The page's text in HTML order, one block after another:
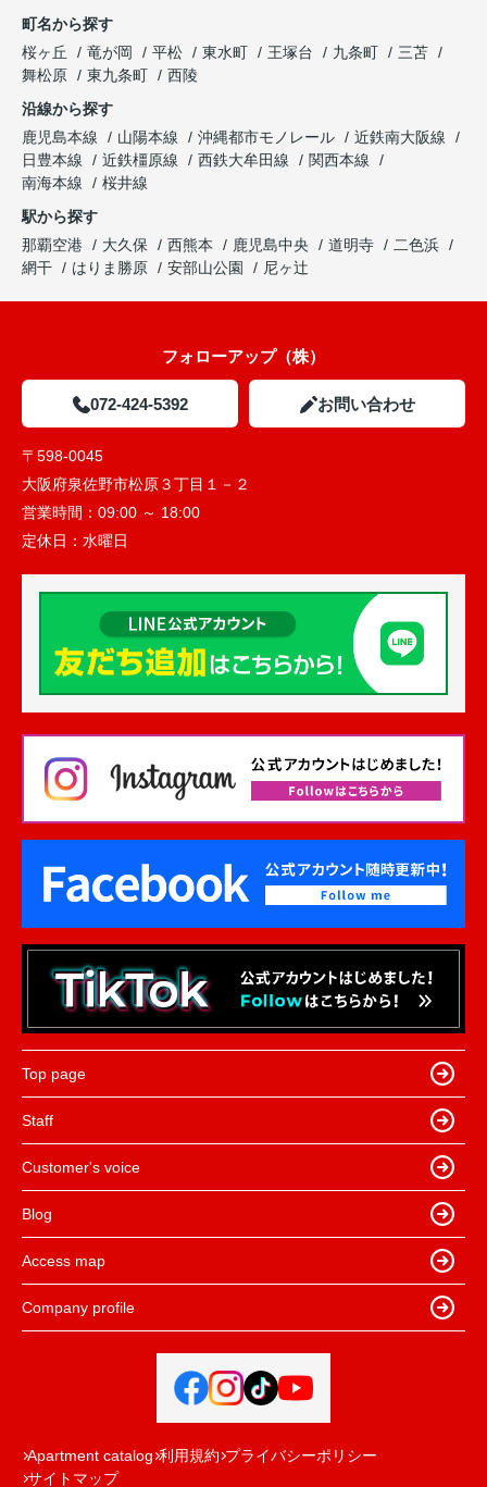
町名から探す
桜ヶ丘
竜が岡 平松 東水町 王塚台 九条町
三苫
舞松原
東九条町
西陵
沿線から探す
鹿児島本線
山陽本線 沖縄都市モノレール
近鉄南大阪線
日豊本線
近鉄橿原線 西鉄大牟田線
関西本線
南海本線
桜井線
駅から探す
那覇空港
大久保 西熊本 鹿児島中央 道明寺
二色浜
網干
はりま勝原 安部山公園 尼ヶ辻
フォローアップ（株）
072-424-5392 お問い合わせ
〒598-0045
大阪府泉佐野市松原３丁目１－２
営業時間： 09:00 ～ 18:00
定休日： 水曜日
Top page
Staff
Customer's voice
Blog
Access map
Company profile
Apartment catalog 利用規約 プライバシーポリシー
サイトマップ